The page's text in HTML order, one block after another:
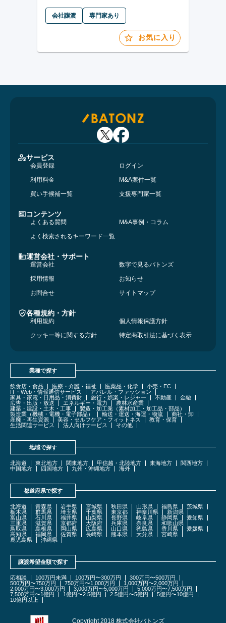
会社譲渡 専門家あり
お気に入り
サービス
会員登録
ログイン
利用料金
M&A案件一覧
買い手候補一覧
支援専門家一覧
コンテンツ
よくある質問
M&A事例・コラム
よく検索されるキーワード一覧
運営会社・サポート
運営会社
数字で見るバトンズ
採用情報
お知らせ
お問合せ
サイトマップ
各種規約・方針
利用規約
個人情報保護方針
クッキー等に関する方針
特定商取引法に基づく表示
業種で探す
飲食店・食品 医療・介護・福祉 医薬品・化学
小売・EC
IT・Web・情報通信サービス
アパレル・ファッション
家具・家電・日用品・消費財
旅行・娯楽・レジャー 不動産
金融
広告・出版・放送
エネルギー・電力
農林水産業
建築・建設・土木・工事
製造・加工業（素材加工・加工品・部品）
製造業（機械・電機・電子部品）
輸送・運送・海運・物流
商社・卸
産廃・再生資源
美容・セルフケア・フィットネス
教育・保育
生活関連サービス
法人向けサービス その他
地域で探す
北海道 東北地方 関東地方 甲信越・北陸地方 東海地方
関西地方
中国地方
四国地方 九州・沖縄地方 海外
都道府県で探す
北海道 青森県 岩手県 宮城県 秋田県 山形県 福島県
茨城県
栃木県
群馬県 埼玉県 千葉県 東京都 神奈川県
新潟県
富山県
石川県 福井県 山梨県 長野県 岐阜県 静岡県
愛知県
三重県
滋賀県 京都府 大阪府 兵庫県 奈良県
和歌山県
鳥取県
島根県 岡山県 広島県 山口県 徳島県 香川県
愛媛県
高知県
福岡県 佐賀県 長崎県 熊本県 大分県
宮崎県
鹿児島県
沖縄県
譲渡希望金額で探す
応相談 100万円未満 100万円〜300万円
300万円〜500万円
500万円〜750万円
750万円〜1,000万円
1,000万円〜2,000万円
2,000万円〜3,000万円
3,000万円〜5,000万円
5,000万円〜7,500万円
7,500万円〜1億円
1億円〜2.5億円 2.5億円〜5億円
5億円〜10億円
10億円以上
Copyright 2018 株式会社バトンズ